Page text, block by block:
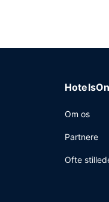
Om os
Partnere
Ofte